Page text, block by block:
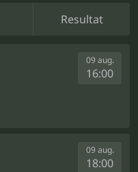
Resultat
09 aug.
16:00
09 aug.
18:00